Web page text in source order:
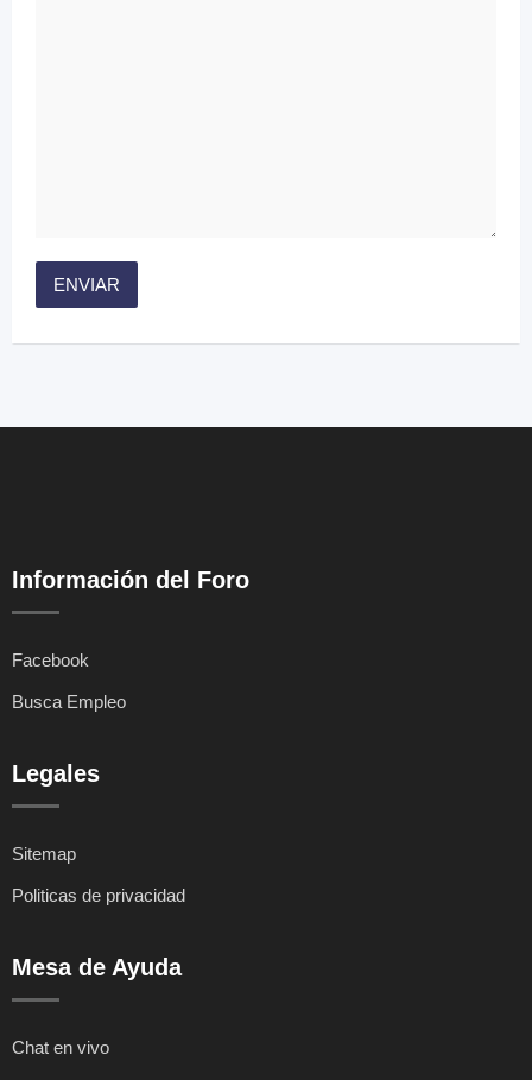
Información del Foro
Facebook
Busca Empleo
Legales
Sitemap
Politicas de privacidad
Mesa de Ayuda
Chat en vivo